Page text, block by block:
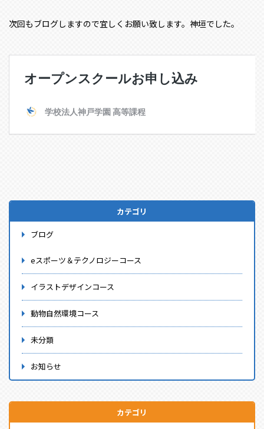
次回もブログしますので宜しくお願い致します。神垣でした。
カテゴリ
ブログ
eスポーツ＆テクノロジーコース
イラストデザインコース
動物自然環境コース
未分類
お知らせ
カテゴリ